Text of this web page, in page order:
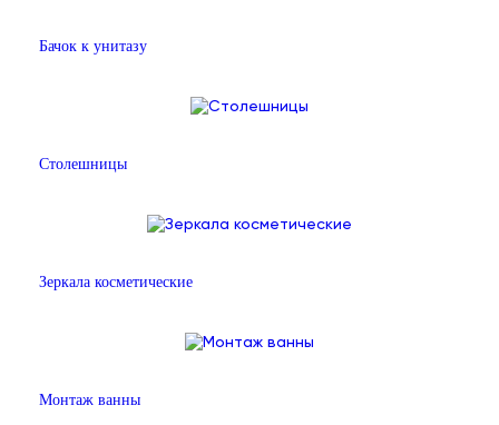
Бачок к унитазу
Столешницы
Зеркала косметические
Монтаж ванны